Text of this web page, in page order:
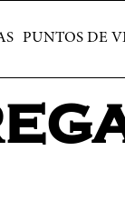
PUNTOS DE